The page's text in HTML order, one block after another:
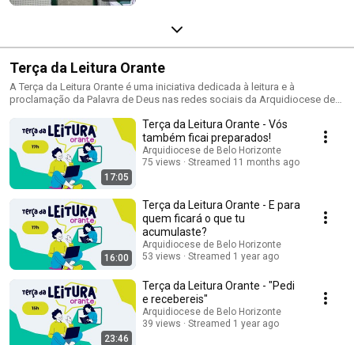
Terça da Leitura Orante
A Terça da Leitura Orante é uma iniciativa dedicada à leitura e à
proclamação da Palavra de Deus nas redes sociais da Arquidiocese de
transmitida sempre às terças-feiras. Os horários das transmissões não
são fixos.
17:05
Terça da Leitura Orante - Vós
também ficai preparados!
Arquidiocese de Belo Horizonte
75 views
Streamed 11 months ago
16:00
Terça da Leitura Orante - E para
quem ficará o que tu
acumulaste?
Arquidiocese de Belo Horizonte
53 views
Streamed 1 year ago
23:46
Terça da Leitura Orante - "Pedi
e recebereis"
Arquidiocese de Belo Horizonte
39 views
Streamed 1 year ago